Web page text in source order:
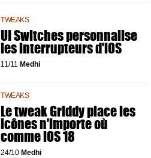
TWEAKS
UI Switches personnalise
les interrupteurs d'iOS
11/11 Medhi
TWEAKS
Le tweak Griddy place les
icônes n'importe où
comme iOS 18
24/10 Medhi